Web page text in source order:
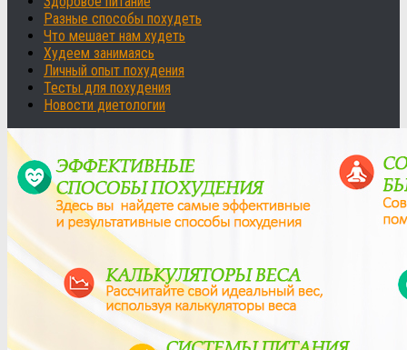
Разные способы похудеть
Что мешает нам худеть
Худеем занимаясь
Личный опыт похудения
Тесты для похудения
Новости диетологии